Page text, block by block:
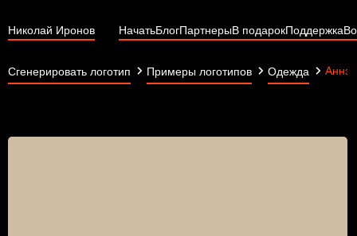
Николай Иронов НачатьБлогПартнерыВ подарокПоддержка
Сгенерировать логотип Примеры логотипов Одежда